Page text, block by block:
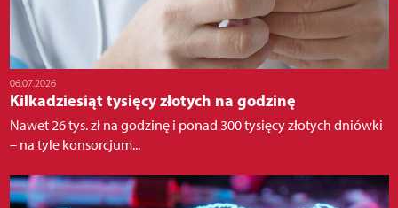
06.07.2026
Kilkadziesiąt tysięcy złotych na godzinę
Nawet 26 tys. zł na godzinę i ponad 300 tysięcy złotych dniówki
– na tyle konsorcjum...